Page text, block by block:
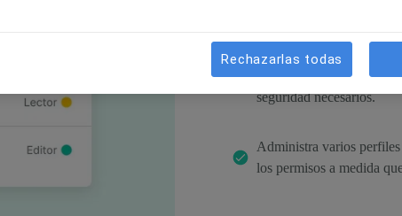
Asigna roles específicos
personalizados que
seguridad necesarios.
Administra varios
los permisos a medida
Rechazarlas todas